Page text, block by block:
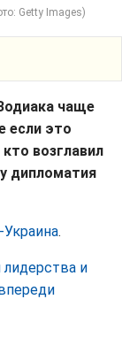
Getty Images)
чаще
если это
возглавил
дипломатия
.
и